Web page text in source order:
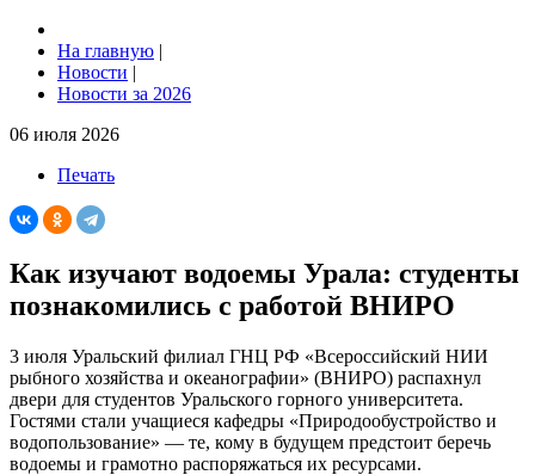
На главную |
Новости |
Новости за 2026
06 июля 2026
Печать
Как изучают водоемы Урала: студенты
познакомились с работой ВНИРО
3 июля Уральский филиал ГНЦ РФ «Всероссийский НИИ
рыбного хозяйства и океанографии» (ВНИРО) распахнул
двери для студентов Уральского горного университета.
Гостями стали учащиеся кафедры «Природообустройство и
водопользование» — те, кому в будущем предстоит беречь
водоемы и грамотно распоряжаться их ресурсами.